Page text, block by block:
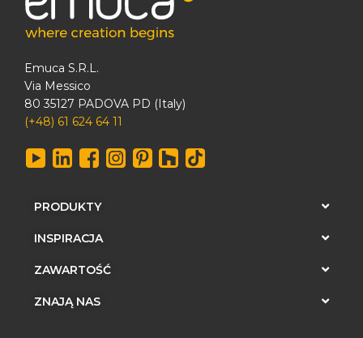
Emuca S.R.L.
Via Messico
80 35127 PADOVA PD (Italy)
(+48) 61 624 64 11
PRODUKTY
INSPIRACJA
ZAWARTOŚĆ
ZNAJĄ NAS